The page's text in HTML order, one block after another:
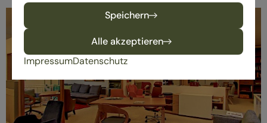
Speichern
Alle akzeptieren
ImpressumDatenschutz